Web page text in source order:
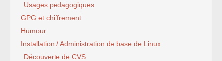
Usages pédagogiques
GPG et chiffrement
Humour
Installation / Administration de base de Linux
Découverte de CVS